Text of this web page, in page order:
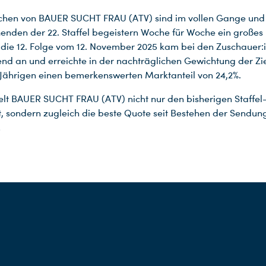
von BAUER SUCHT FRAU (ATV) sind im vollen Gange
der 22. Staffel begeistern Woche für Woche ein
12. Folge vom 12. November 2025 kam bei den
an und erreichte in der nachträglichen Gewichtung der
einen bemerkenswerten Marktanteil von 24,2%.
BAUER SUCHT FRAU (ATV) nicht nur den bisherigen
sondern zugleich die beste Quote seit Bestehen der